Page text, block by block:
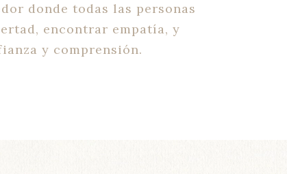
donde todas las personas
encontrar empatía, y
y comprensión.